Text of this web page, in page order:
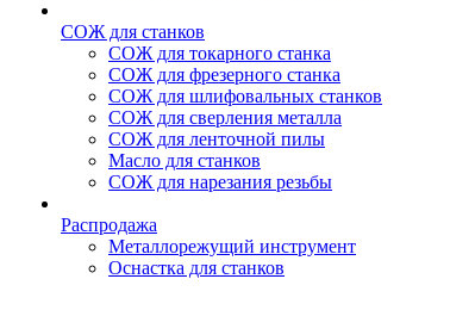
СОЖ для станков
СОЖ для токарного станка
СОЖ для фрезерного станка
СОЖ для шлифовальных станков
СОЖ для сверления металла
СОЖ для ленточной пилы
Масло для станков
СОЖ для нарезания резьбы
Распродажа
Металлорежущий инструмент
Оснастка для станков